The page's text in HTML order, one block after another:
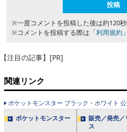
※一度コメントを投稿した後は約120
※コメントを投稿する際は 「利用規約」
【注目の記事】[PR]
関連リンク
ポケットモンスター ブラック・ホワイト
ポケットモンスター
販売／発売／
ス